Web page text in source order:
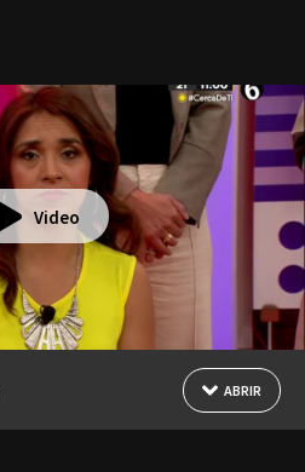
Video
ABRIR